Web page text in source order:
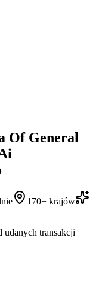
Of General
170+ krajów
udanych transakcji